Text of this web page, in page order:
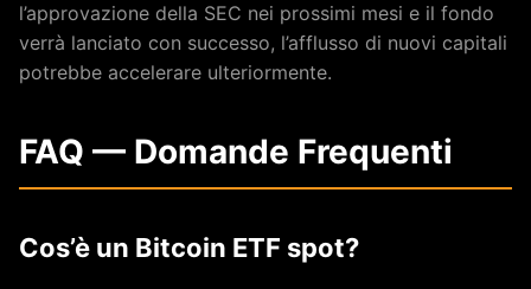
l’approvazione della SEC nei prossimi mesi e il fondo
verrà lanciato con successo, l’afflusso di nuovi capitali
potrebbe accelerare ulteriormente.
FAQ — Domande Frequenti
Cos’è un Bitcoin ETF spot?